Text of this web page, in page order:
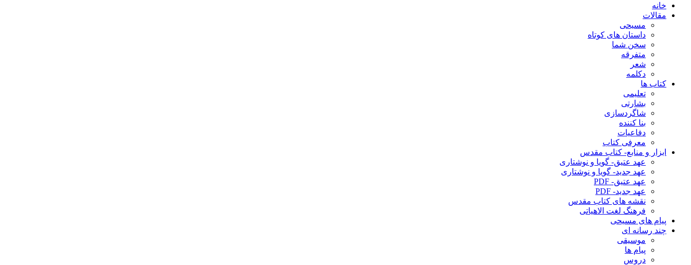
خانه
مقالات
مسیحی
داستان های کوتاه
سخن شما
متفرقه
شعر
دکلمه
کتاب ها
تعلیمی
بشارتی
شاگردسازی
بنا کننده
دفاعیات
معرفی کتاب
ابزار و منابع- کتاب مقدس
عهد عتیق- گویا و نوشتاری
عهد جدید- گویا و نوشتاری
عهد عتیق- PDF
عهد جدید- PDF
نقشه های کتاب مقدس
فرهنگ لغت الاهیاتی
پیام های مسیحی
چند رسانه ای
موسیقی
پیام ها
دروس